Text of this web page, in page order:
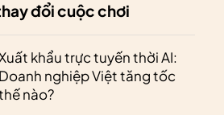
đổi cuộc chơi
khẩu trực tuyến thời AI:
Doanh nghiệp Việt tăng tốc
nào?